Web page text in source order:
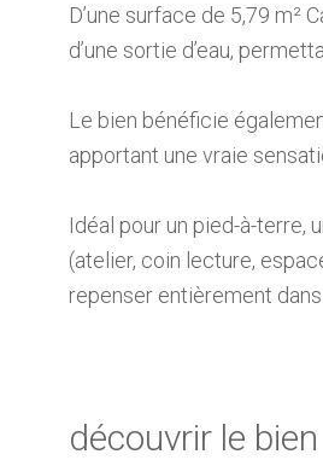
D’une surface de 5,79
d’une sortie d’eau,
Le bien bénéficie
apportant une vraie
Idéal pour un pied-à-terre,
(atelier, coin lecture,
repenser entièrement
découvrir le bien